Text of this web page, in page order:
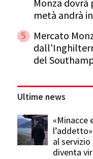
Monza dovrà
metà andrà
5
Mercato
del
Ultime news
«Minacce
al
diventa